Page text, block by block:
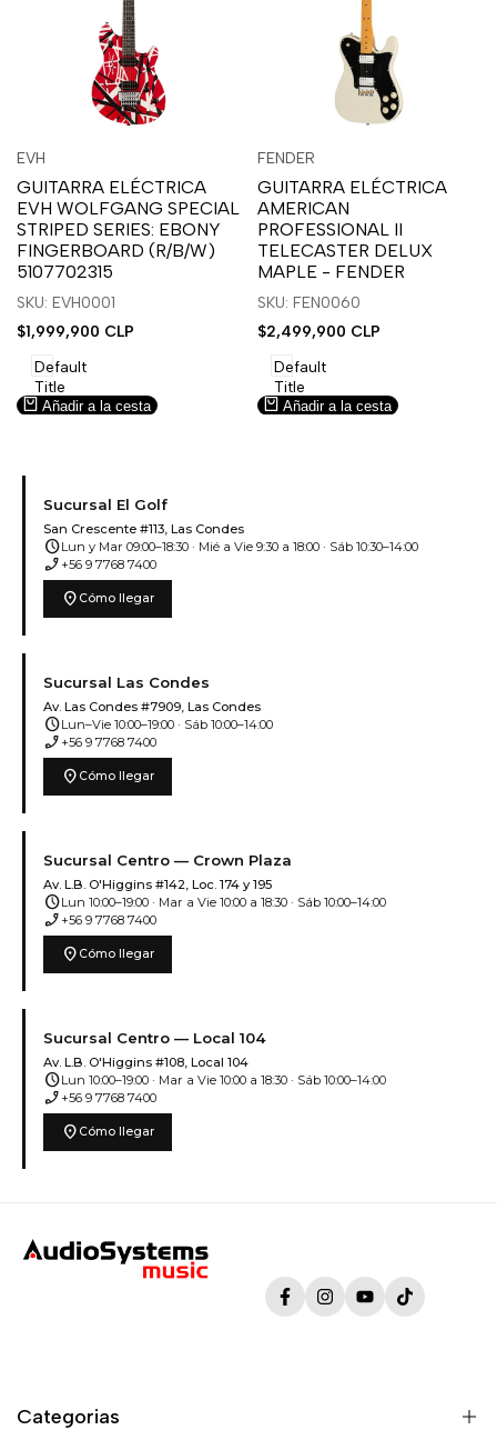
sesión
para
usar
la
lista
deseos.
para
usar
Compare
Proveedor:
EVH
GUITARRA ELÉCTRICA
EVH WOLFGANG SPECIAL
STRIPED SERIES: EBONY
FINGERBOARD (R/B/W)
5107702315
SKU: EVH0001
Precio
venta
$1,999,900 CLP
Default
Title
Añadir a la cesta
sesión
para
usar
la
lista
deseos.
sesión
para
usar
Compare
Vista
Proveedor:
FENDER
GUITARRA ELÉCTRICA
AMERICAN
PROFESSIONAL II
TELECASTER DELUX
MAPLE - FENDER
SKU: FEN0060
Precio
venta
$2,499,900 CLP
Default
Title
Añadir a la cesta
Sucursal El Golf
San Crescente #113, Las Condes
scheduleLun y Mar 09:00–18:30 · Mié a Vie 9:30 a 18:00 · Sáb 10:30–14:00
phone_enabled +56 9 7768 7400
location_on Cómo llegar
Sucursal Las Condes
Av. Las Condes #7909, Las Condes
scheduleLun–Vie 10:00–19:00 · Sáb 10:00–14:00
phone_enabled +56 9 7768 7400
location_on Cómo llegar
Sucursal Centro — Crown Plaza
Av. L.B. O'Higgins #142, Loc. 174 y 195
scheduleLun 10:00–19:00 · Mar a Vie 10:00 a 18:30 · Sáb 10:00–14:00
phone_enabled +56 9 7768 7400
location_on Cómo llegar
Sucursal Centro — Local 104
Av. L.B. O'Higgins #108, Local 104
scheduleLun 10:00–19:00 · Mar a Vie 10:00 a 18:30 · Sáb 10:00–14:00
phone_enabled +56 9 7768 7400
location_on Cómo llegar
FacebookInstagramYouTubeTikTok
Categorias